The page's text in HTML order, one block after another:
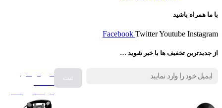
با ما همراه باشید
Facebook TwitterYoutube Instagram
از جدیدترین تخفیف ها با خبر شوید …
فروش انواع